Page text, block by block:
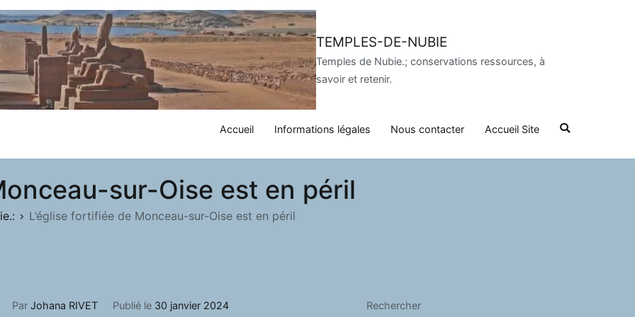
TEMPLES-DE-NUBIE
Temples de Nubie.; conservations ressources, à
savoir et retenir.
Accueil Informations légales Nous contacter Accueil Site
sur-Oise est en péril
L’église fortifiée de Monceau-sur-Oise est en péril
Par Johana RIVET Publié le 30 janvier 2024 Rechercher